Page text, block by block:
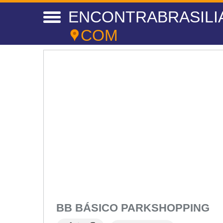
COM
Moda Infantil Brasília
BB BÁSICO PARKSHOPPING